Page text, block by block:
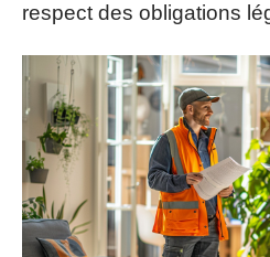
respect des obligations